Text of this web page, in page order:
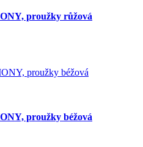
proužky růžová
proužky béžová